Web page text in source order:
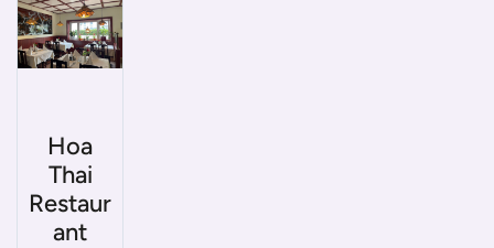
Hoa
Thai
Restaur
ant